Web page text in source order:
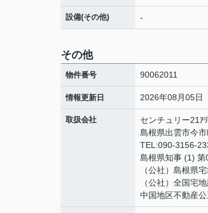
設備(その他) -
その他
物件番号 90062011
情報更新日 2026年08月05日
取扱会社
センチュリー21ｱ
島根県出雲市今
TEL:090-3156-
島根県知事 (1)
（公社）島根県
（公社）全国宅
中国地区不動産